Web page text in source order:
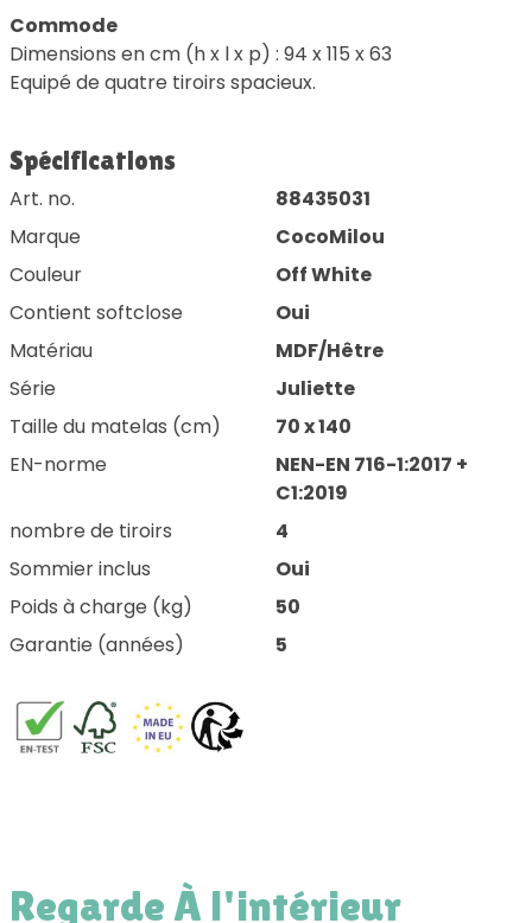
Commode
Dimensions en cm (h x l x p) : 94 x 115 x 63
Equipé de quatre tiroirs spacieux.
Spécifications
Art. no.
88435031
Marque
CocoMilou
Couleur
Off White
Contient softclose
Oui
Matériau
MDF/Hêtre
Série
Juliette
Taille du matelas (cm)
70 x 140
EN-norme
NEN-EN 716-1:2017 +
C1:2019
nombre de tiroirs
4
Sommier inclus
Oui
Poids à charge (kg)
50
Garantie (années)
5
Regarde À l'intérieur